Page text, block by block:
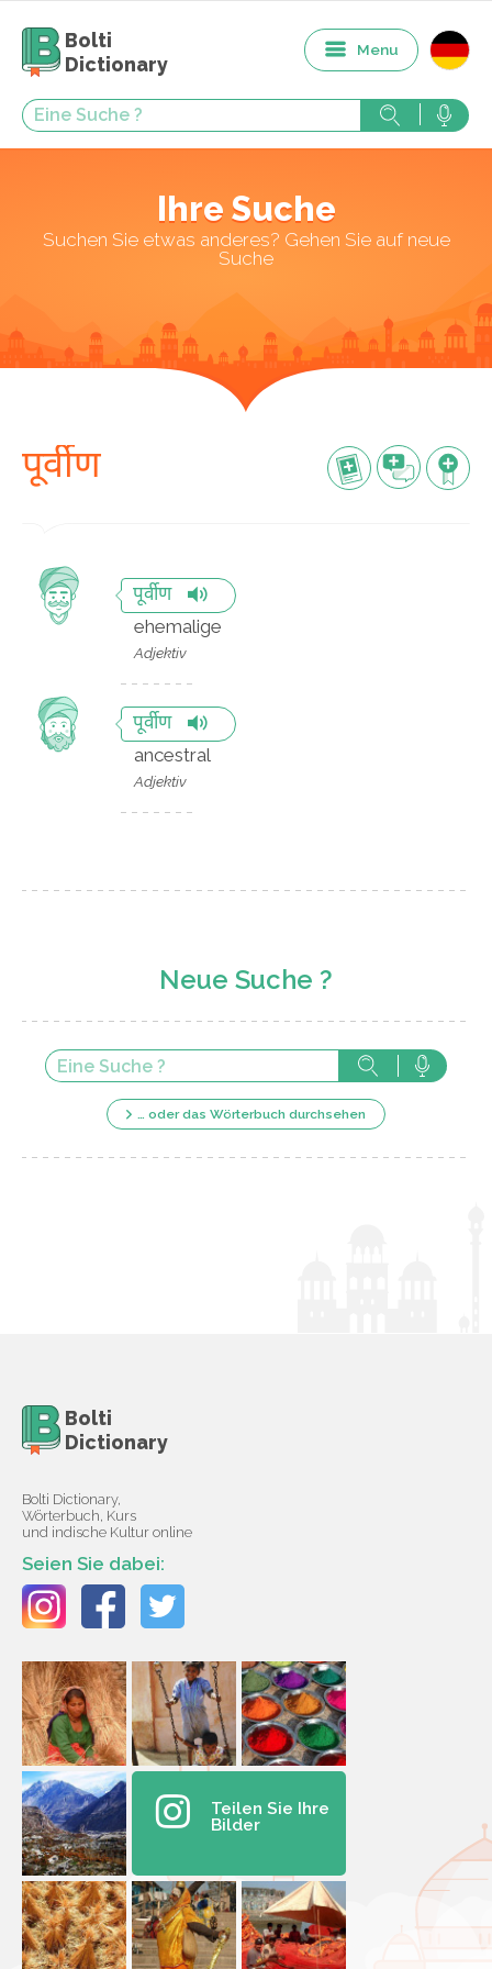
Bolti
Dictionary
Menu
Ihre Suche
Suchen Sie etwas anderes? Gehen Sie auf neue
Suche
पूर्वीण
पूर्वीण
ehemalige
Adjektiv
पूर्वीण
ancestral
Adjektiv
Neue Suche ?
… oder das Wörterbuch durchsehen
Bolti
Dictionary
Bolti Dictionary,
Wörterbuch, Kurs
und indische Kultur online
Seien Sie dabei:
Teilen Sie Ihre
Bilder